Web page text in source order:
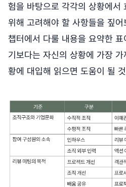
험을 바탕으로 각각의 상황에서
위해 고려해야 할 사항들을 짚
챕터에서 다룰 내용을 요약한
기보다는 자신의 상황에 가장
황에 대입해 읽으면 도움이 될